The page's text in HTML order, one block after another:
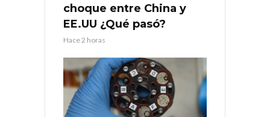
choque entre China y
EE.UU ¿Qué pasó?
Hace 2 horas